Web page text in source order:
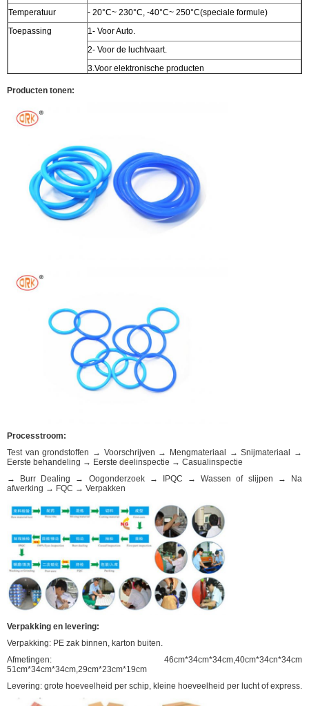
Temperatuur - 20°C~ 230°C, -40°C~ 250°C(speciale formule)
Toepassing
1- Voor Auto.
2- Voor de luchtvaart.
3.Voor elektronische producten
Producten tonen:
Processtroom:
Test van grondstoffen → Voorschrijven → Mengmateriaal → Snijmateriaal →
Eerste behandeling → Eerste deelinspectie → Casualinspectie
→ Burr Dealing → Oogonderzoek → IPQC → Wassen of slijpen → Na
afwerking → FQC → Verpakken
Verpakking en levering:
Verpakking: PE zak binnen, karton buiten.
Afmetingen: 46cm*34cm*34cm,40cm*34cn*34cm
51cm*34cm*34cm,29cm*23cm*19cm
Levering: grote hoeveelheid per schip, kleine hoeveelheid per lucht of express.